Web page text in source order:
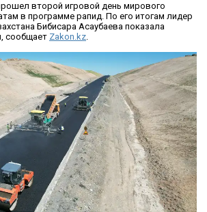
второй игровой день мирового
в программе рапид. По его итогам лидер
Бибисара Асаубаева показала
сообщает Zakon.kz.